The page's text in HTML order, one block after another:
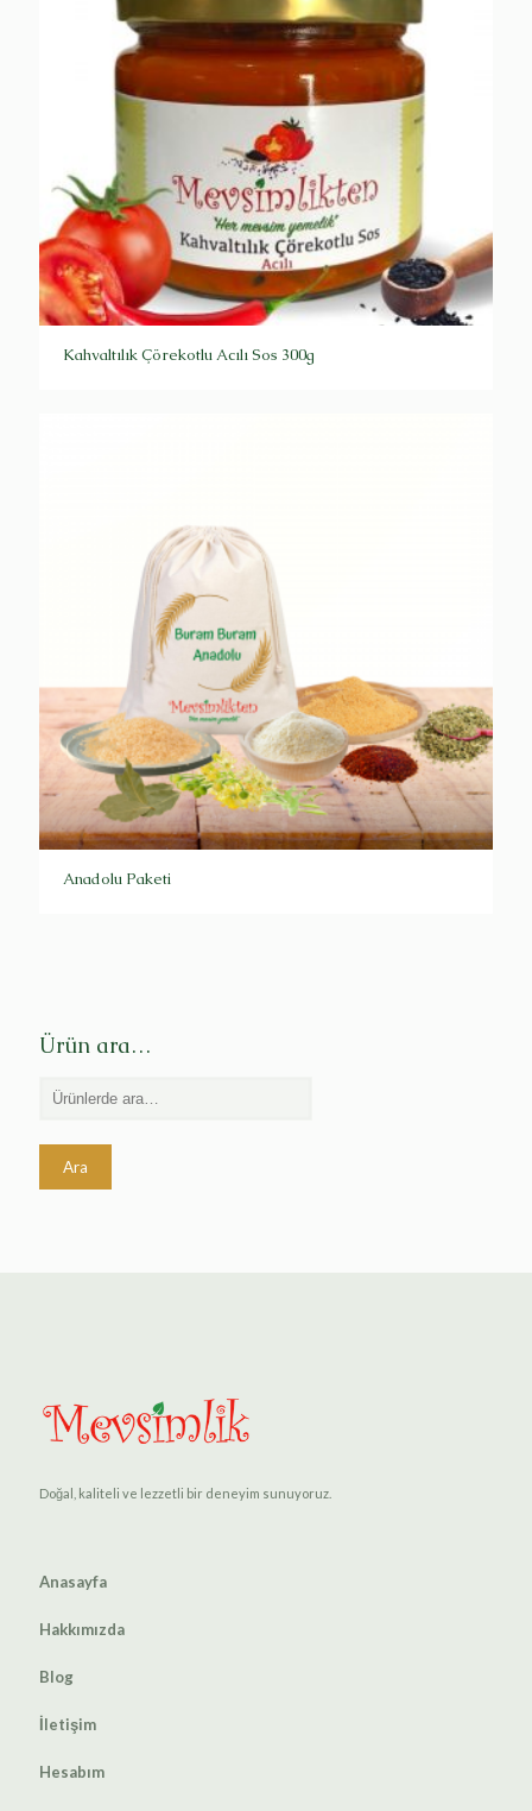
Kahvaltılık Çörekotlu Acılı Sos 300g
Anadolu Paketi
Ürün ara…
Ara
Doğal, kaliteli ve lezzetli bir deneyim sunuyoruz.
Anasayfa
Hakkımızda
Blog
İletişim
Hesabım